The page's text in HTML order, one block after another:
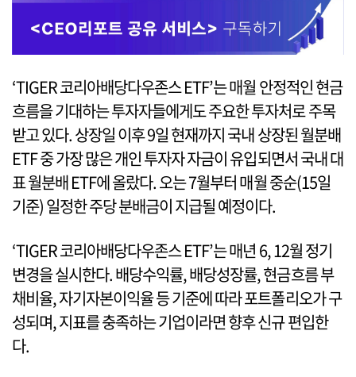
‘TIGER 코리아배당다우존스 ETF’는 매월 안정적인 현금
흐름을 기대하는 투자자들에게도 주요한 투자처로 주목
받고 있다. 상장일 이후 9일 현재까지 국내 상장된 월분배
ETF 중 가장 많은 개인 투자자 자금이 유입되면서 국내 대
표 월분배 ETF에 올랐다. 오는 7월부터 매월 중순(15일
기준) 일정한 주당 분배금이 지급될 예정이다.
‘TIGER 코리아배당다우존스 ETF’는 매년 6, 12월 정기
변경을 실시한다. 배당수익률, 배당성장률, 현금흐름 부
채비율, 자기자본이익율 등 기준에 따라 포트폴리오가 구
성되며, 지표를 충족하는 기업이라면 향후 신규 편입한
다.